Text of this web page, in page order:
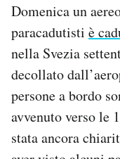
SHOP
CALENDARIO
AREA
Area Personale
Domenica un
paracadutisti è
nella Svezia
decollato
persone a bordo
avvenuto verso le
stata ancora